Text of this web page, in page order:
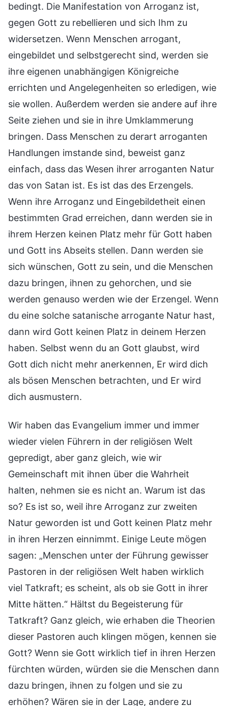
bedingt. Die Manifestation von Arroganz ist,
gegen Gott zu rebellieren und sich Ihm zu
widersetzen. Wenn Menschen arrogant,
eingebildet und selbstgerecht sind, werden sie
ihre eigenen unabhängigen Königreiche
errichten und Angelegenheiten so erledigen, wie
sie wollen. Außerdem werden sie andere auf ihre
Seite ziehen und sie in ihre Umklammerung
bringen. Dass Menschen zu derart arroganten
Handlungen imstande sind, beweist ganz
einfach, dass das Wesen ihrer arroganten Natur
das von Satan ist. Es ist das des Erzengels.
Wenn ihre Arroganz und Eingebildetheit einen
bestimmten Grad erreichen, dann werden sie in
ihrem Herzen keinen Platz mehr für Gott haben
und Gott ins Abseits stellen. Dann werden sie
sich wünschen, Gott zu sein, und die Menschen
dazu bringen, ihnen zu gehorchen, und sie
werden genauso werden wie der Erzengel. Wenn
du eine solche satanische arrogante Natur hast,
dann wird Gott keinen Platz in deinem Herzen
haben. Selbst wenn du an Gott glaubst, wird
Gott dich nicht mehr anerkennen, Er wird dich
als bösen Menschen betrachten, und Er wird
dich ausmustern.
Wir haben das Evangelium immer und immer
wieder vielen Führern in der religiösen Welt
gepredigt, aber ganz gleich, wie wir
Gemeinschaft mit ihnen über die Wahrheit
halten, nehmen sie es nicht an. Warum ist das
so? Es ist so, weil ihre Arroganz zur zweiten
Natur geworden ist und Gott keinen Platz mehr
in ihren Herzen einnimmt. Einige Leute mögen
sagen: „Menschen unter der Führung gewisser
Pastoren in der religiösen Welt haben wirklich
viel Tatkraft; es scheint, als ob sie Gott in ihrer
Mitte hätten.“ Hältst du Begeisterung für
Tatkraft? Ganz gleich, wie erhaben die Theorien
dieser Pastoren auch klingen mögen, kennen sie
Gott? Wenn sie Gott wirklich tief in ihren Herzen
fürchten würden, würden sie die Menschen dann
dazu bringen, ihnen zu folgen und sie zu
erhöhen? Wären sie in der Lage, andere zu